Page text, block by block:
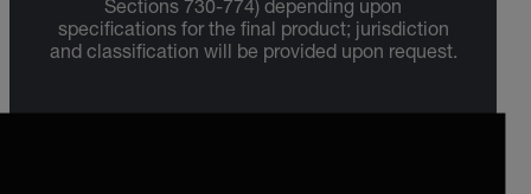
Sections 730-774) depending upon
specifications for the final product; jurisdiction
and classification will be provided upon request.